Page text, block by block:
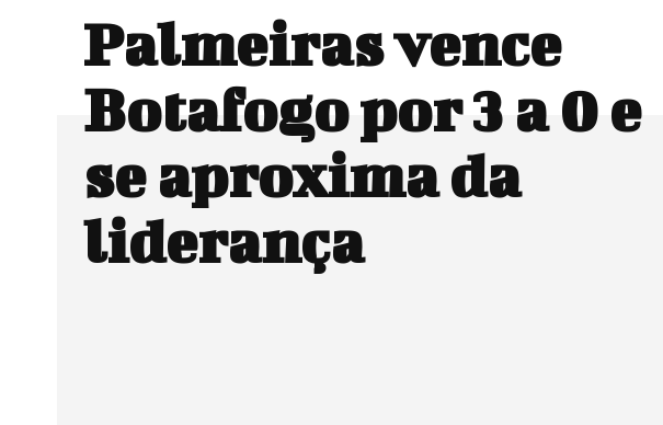
Palmeiras vence
Botafogo por 3 a 0 e
se aproxima da
liderança